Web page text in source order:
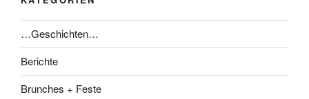
…Geschichten…
Berichte
Brunches + Feste